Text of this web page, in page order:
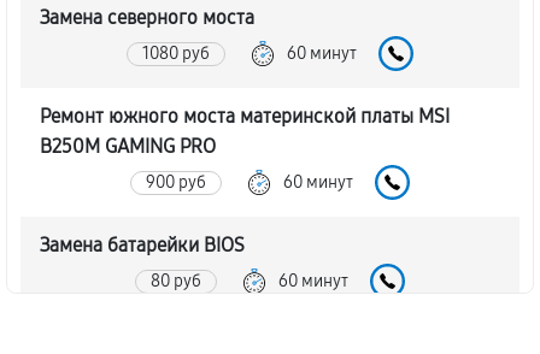
Замена северного моста
1080 руб 60 минут
Ремонт южного моста материнской платы MSI
B250M GAMING PRO
900 руб 60 минут
Замена батарейки BIOS
80 руб 60 минут